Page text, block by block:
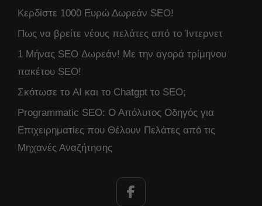
Κερδίστε 1000 Ευρώ Δωρεάν SEO!
Πως να βρείτε νέους πελάτες από το Ίντερνετ
1 Μήνας SEO Δωρεάν! Με την αγορά τρίμηνου
πακέτου SEO!
Σκότωσε το AI και το Chatgpt το SEO;
Programmatic SEO: Ο Απόλυτος Οδηγός για
Επιχειρηματίες που Θέλουν Πελάτες από τις
Μηχανές Αναζήτησης